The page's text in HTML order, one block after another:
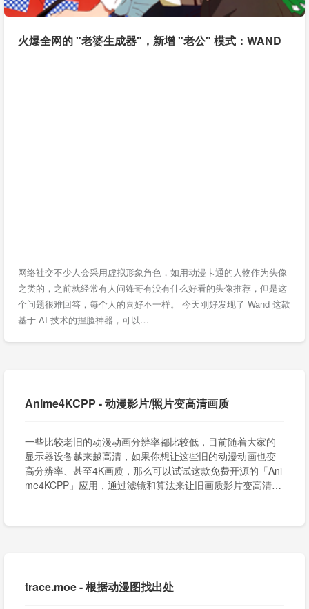
火爆全网的 "老婆生成器"，新增 "老公" 模式：WAND
网络社交不少人会采用虚拟形象角色，如用动漫卡通的人物作为头像
之类的，之前就经常有人问锋哥有没有什么好看的头像推荐，但是这
个问题很难回答，每个人的喜好不一样。 今天刚好发现了 Wand 这款
基于 AI 技术的捏脸神器，可以…
Anime4KCPP - 动漫影片/照片变高清画质
一些比较老旧的动漫动画分辨率都比较低，目前随着大家的
显示器设备越来越高清，如果你想让这些旧的动漫动画也变
高分辨率、甚至4K画质，那么可以试试这款免费开源的「Ani
me4KCPP」应用，通过滤镜和算法来让旧画质影片变高清，
trace.moe - 根据动漫图找出处